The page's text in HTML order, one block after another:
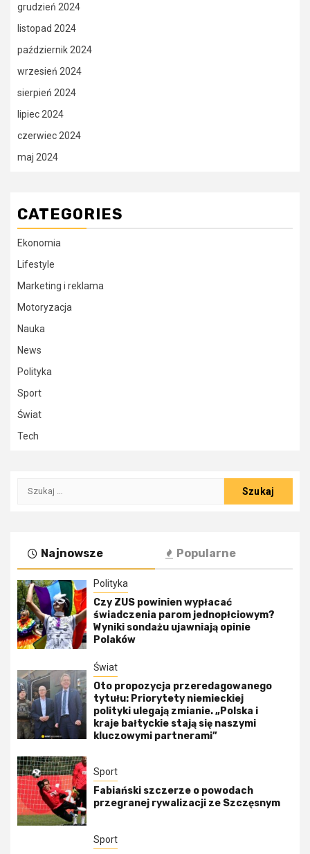
grudzień 2024
listopad 2024
październik 2024
wrzesień 2024
sierpień 2024
lipiec 2024
czerwiec 2024
maj 2024
CATEGORIES
Ekonomia
Lifestyle
Marketing i reklama
Motoryzacja
Nauka
News
Polityka
Sport
Świat
Tech
Szukaj:
Najnowsze Popularne
Polityka
Czy ZUS powinien wypłacać
świadczenia parom jednopłciowym?
Wyniki sondażu ujawniają opinie
Polaków
Świat
Oto propozycja przeredagowanego
tytułu: Priorytety niemieckiej
polityki ulegają zmianie. „Polska i
kraje bałtyckie stają się naszymi
kluczowymi partnerami”
Sport
Fabiański szczerze o powodach
przegranej rywalizacji ze Szczęsnym
Sport